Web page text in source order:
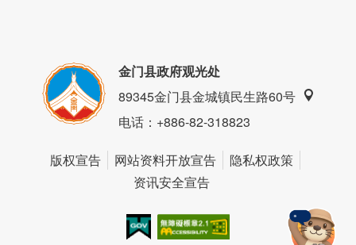
金门县政府观光处
89345金门县金城镇民生路60号
电话：+886-82-318823
版权宣告 网站资料开放宣告
隐私权政策
资讯安全宣告